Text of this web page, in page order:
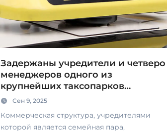
Задержаны учредители и четверо
менеджеров одного из
крупнейших таксопарков
Беларуси
Сен 9, 2025
Коммерческая структура, учредителями
которой является семейная пара,